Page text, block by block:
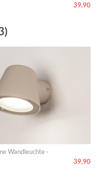
39,90
Wandleuchte ·
39,90